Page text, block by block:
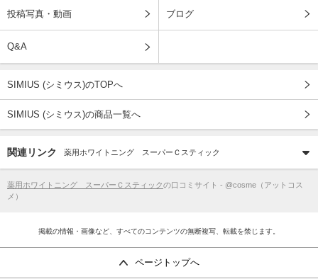
投稿写真・動画 ブログ
Q&A
SIMIUS (シミウス)のTOPへ
SIMIUS (シミウス)の商品一覧へ
関連リンク 薬用ホワイトニング スーパーＣスティック
薬用ホワイトニング スーパーＣスティックの口コミサイト - @cosme（アットコス
メ）
掲載の情報・画像など、すべてのコンテンツの無断複写、転載を禁じます。
ページトップへ